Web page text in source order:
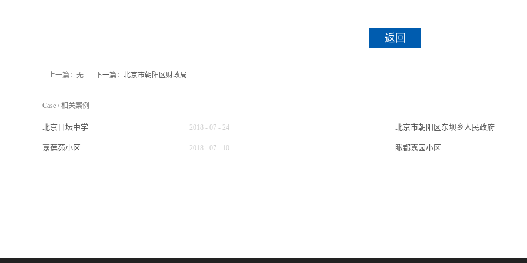
返回
上一篇：无 下一篇： 北京市朝阳区财政局
Case / 相关案例
北京日坛中学 2018 - 07 - 24 北京市朝阳区东坝乡人民政府
嘉莲苑小区 2018 - 07 - 10 瞰都嘉园小区